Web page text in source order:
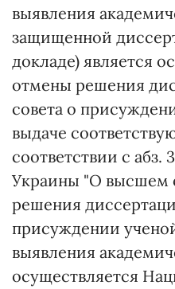
выявления
защищенной
докладе) является
отмены решения
совета о
выдаче
соответствии с абз.
Украины "О высшем
решения
присуждении
выявления
осуществляется